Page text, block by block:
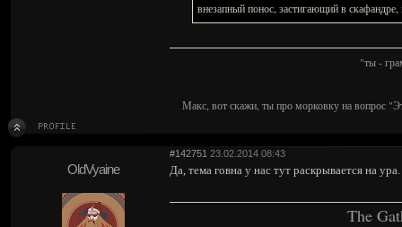
внезапный понос, застигающий в
"ты -
Макс, вот скажи, ты про морковку на вопрос
#142751 23.02.2014 08:43
OldVyaine Да, тема говна у нас тут раскрывается на ура.
The